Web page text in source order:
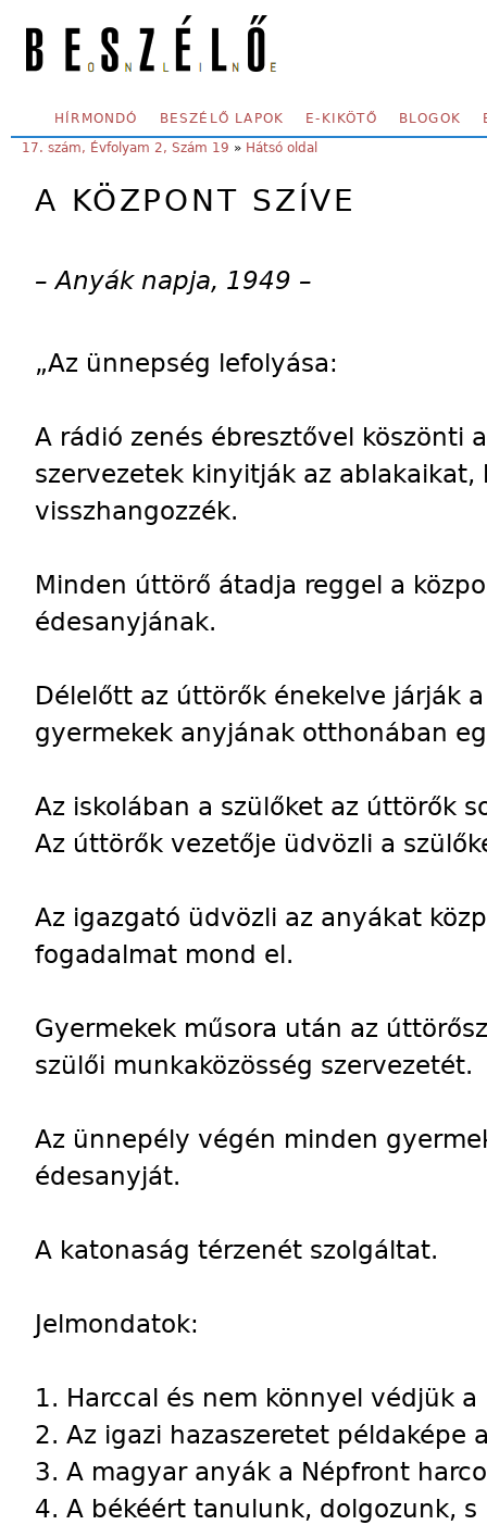
SECONDARY MENU
HÍRMONDÓ BESZÉLŐ LAPOK E-KIKÖTŐ BLOGOK
YOU ARE HERE:
17. szám, Évfolyam 2, Szám 19 » Hátsó oldal
A KÖZPONT SZÍVE
– Anyák napja, 1949 –
„Az ünnepség lefolyása:
A rádió zenés ébresztővel köszönti
szervezetek kinyitják az ablakaikat,
visszhangozzék.
Minden úttörő átadja reggel a
édesanyjának.
Délelőtt az úttörők énekelve járják
gyermekek anyjának otthonában
Az iskolában a szülőket az úttörők
Az úttörők vezetője üdvözli a
Az igazgató üdvözli az anyákat
fogadalmat mond el.
Gyermekek műsora után az
szülői munkaközösség szervezetét.
Az ünnepély végén minden
édesanyját.
A katonaság térzenét szolgáltat.
Jelmondatok:
1. Harccal és nem könnyel védjük a
2. Az igazi hazaszeretet példaképe
3. A magyar anyák a Népfront
4. A békéért tanulunk, dolgozunk, s